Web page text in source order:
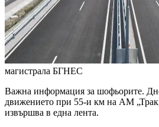
магистрала БГНЕС
Важна информация за шофьорите.
движението при 55-и км на АМ
извършва в една лента.